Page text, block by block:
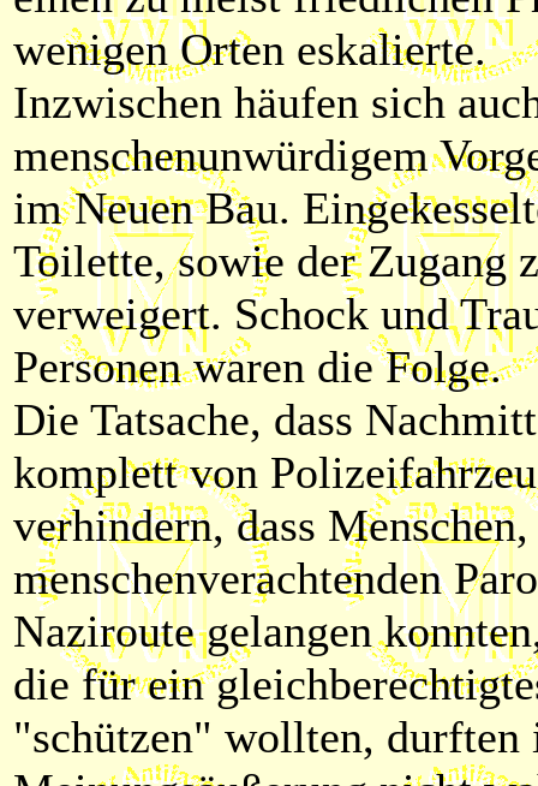
wenigen Orten eskalierte.
Inzwischen häufen sich
menschenunwürdigem
im Neuen Bau.
Toilette, sowie der Zugang
verweigert. Schock und
Personen waren die Folge.
Die Tatsache, dass
komplett von
verhindern, dass
menschenverachtenden
Naziroute gelangen
die für ein
"schützen" wollten, durften